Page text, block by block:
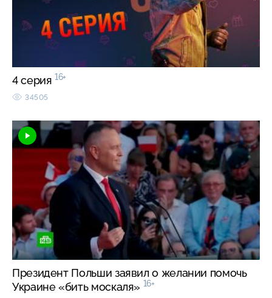
4 серия 16+
34505
Президент Польши заявил о желании помочь
Украине «бить москаля» 16+